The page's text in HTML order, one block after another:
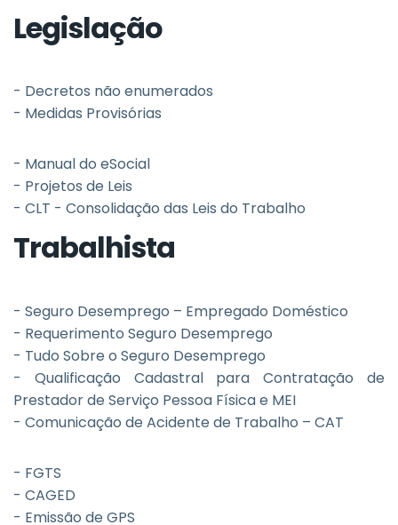
Legislação
- Decretos não enumerados
- Medidas Provisórias
- Manual do eSocial
- Projetos de Leis
- CLT - Consolidação das Leis do Trabalho
Trabalhista
- Seguro Desemprego – Empregado Doméstico
- Requerimento Seguro Desemprego
- Tudo Sobre o Seguro Desemprego
- Qualificação Cadastral para Contratação de
Prestador de Serviço Pessoa Física e MEI
- Comunicação de Acidente de Trabalho – CAT
- FGTS
- CAGED
- Emissão de GPS